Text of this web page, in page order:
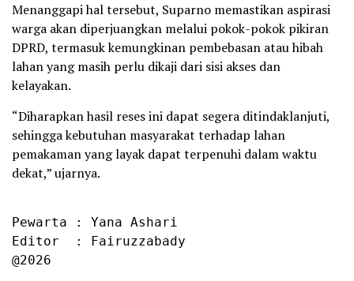
Menanggapi hal tersebut, Suparno memastikan aspirasi
warga akan diperjuangkan melalui pokok-pokok pikiran
DPRD, termasuk kemungkinan pembebasan atau hibah
lahan yang masih perlu dikaji dari sisi akses dan
kelayakan.
“Diharapkan hasil reses ini dapat segera ditindaklanjuti,
sehingga kebutuhan masyarakat terhadap lahan
pemakaman yang layak dapat terpenuhi dalam waktu
dekat,” ujarnya.
Pewarta : Yana Ashari
Editor  : Fairuzzabady
@2026